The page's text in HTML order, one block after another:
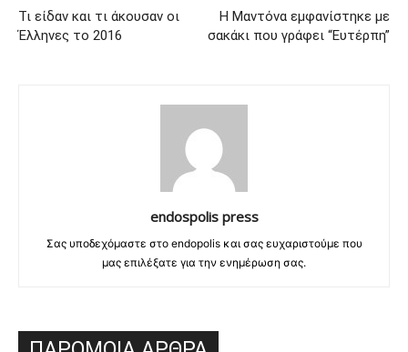
Τι είδαν και τι άκουσαν οι
Έλληνες το 2016
Η Μαντόνα εμφανίστηκε με
σακάκι που γράφει “Ευτέρπη”
endospolis press
Σας υποδεχόμαστε στο endopolis και σας ευχαριστούμε που
μας επιλέξατε για την ενημέρωση σας.